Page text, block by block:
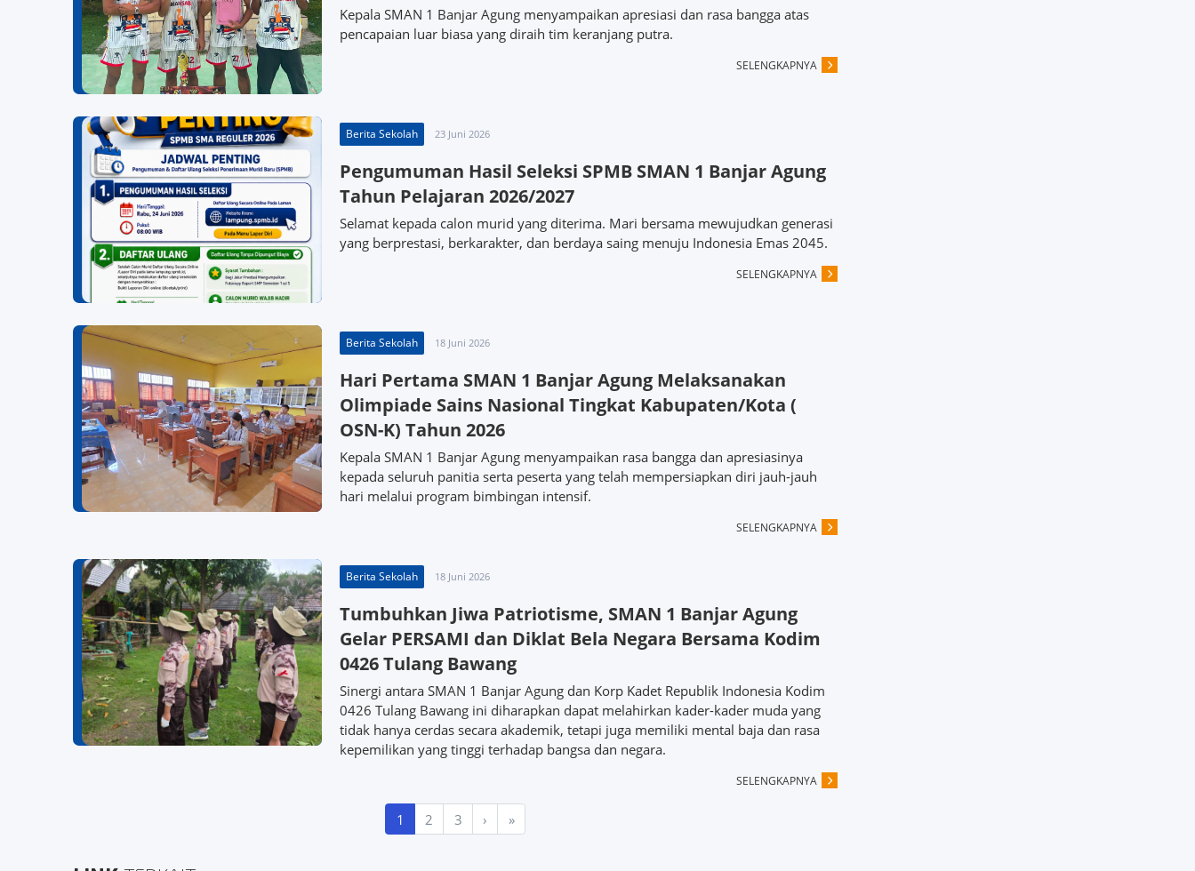
Kepala SMAN 1 Banjar Agung menyampaikan apresiasi dan rasa bangga atas
pencapaian luar biasa yang diraih tim keranjang putra.
SELENGKAPNYA
Berita Sekolah 23 Juni 2026
Pengumuman Hasil Seleksi SPMB SMAN 1 Banjar Agung
Tahun Pelajaran 2026/2027
Selamat kepada calon murid yang diterima. Mari bersama mewujudkan generasi
yang berprestasi, berkarakter, dan berdaya saing menuju Indonesia Emas 2045.
SELENGKAPNYA
Berita Sekolah 18 Juni 2026
Hari Pertama SMAN 1 Banjar Agung Melaksanakan
Olimpiade Sains Nasional Tingkat Kabupaten/Kota (
OSN-K) Tahun 2026
Kepala SMAN 1 Banjar Agung menyampaikan rasa bangga dan apresiasinya
kepada seluruh panitia serta peserta yang telah mempersiapkan diri jauh-jauh
hari melalui program bimbingan intensif.
SELENGKAPNYA
Berita Sekolah 18 Juni 2026
Tumbuhkan Jiwa Patriotisme, SMAN 1 Banjar Agung
Gelar PERSAMI dan Diklat Bela Negara Bersama Kodim
0426 Tulang Bawang
Sinergi antara SMAN 1 Banjar Agung dan Korp Kadet Republik Indonesia Kodim
0426 Tulang Bawang ini diharapkan dapat melahirkan kader-kader muda yang
tidak hanya cerdas secara akademik, tetapi juga memiliki mental baja dan rasa
kepemilikan yang tinggi terhadap bangsa dan negara.
SELENGKAPNYA
1 2 3 › »